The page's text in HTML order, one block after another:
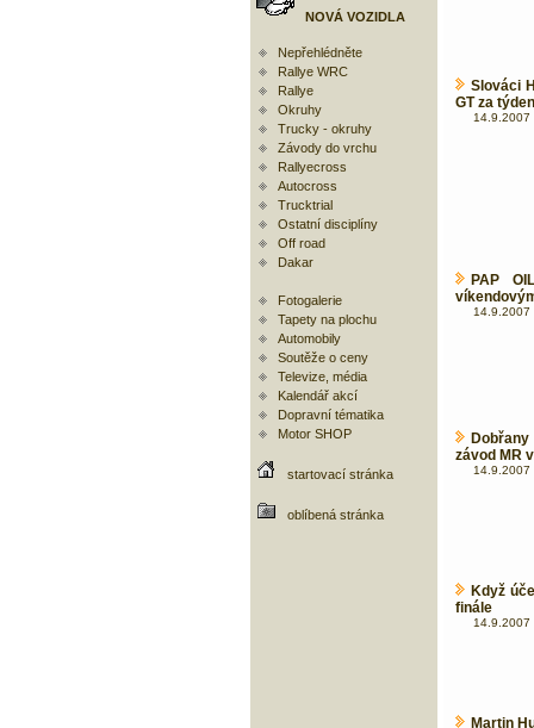
NOVÁ VOZIDLA
Nepřehlédněte
Rallye WRC
Rallye
Okruhy
Trucky - okruhy
Závody do vrchu
Rallyecross
Autocross
Trucktrial
Ostatní disciplíny
Off road
Dakar
Fotogalerie
Tapety na plochu
Automobily
Soutěže o ceny
Televize, média
Kalendář akcí
Dopravní tématika
Motor SHOP
startovací stránka
oblíbená stránka
Slováci
GT za
14.9.2007
PAP
14.9.2007
závod MR
14.9.2007
Když
finále
14.9.2007
Martin